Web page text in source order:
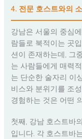
4. 전문 호스트와의
강남은 서울의 중심
람들로 북적이는 곳
션이 존재하는데, 그
는 사람들에게 매력
는 단순한 술자리 이
비스와 분위기를 조
경험하는 것은 어떤
첫째, 강남 호스트바
입니다. 각 호스트바